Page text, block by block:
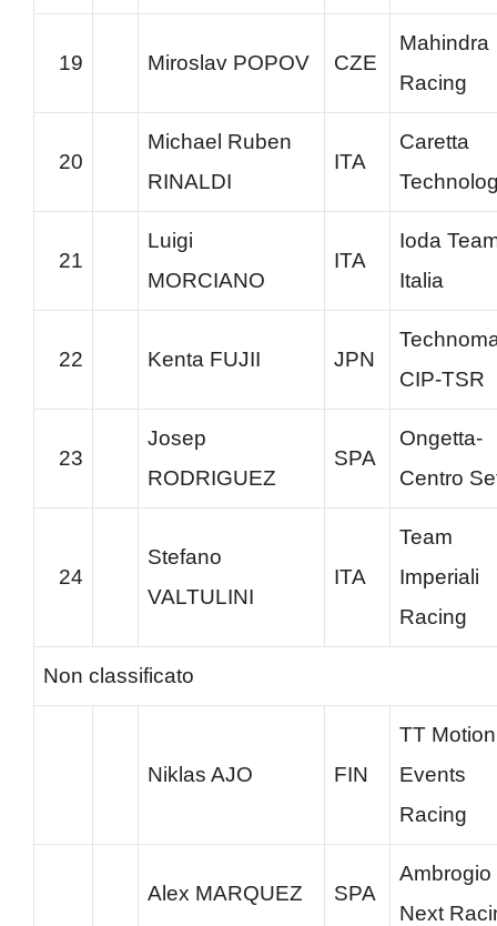
19 Miroslav POPOV CZE
Mahindra
Racing
20
Michael Ruben
RINALDI
ITA
Caretta
21
Luigi
MORCIANO
ITA
Ioda
Italia
22 Kenta FUJII JPN
CIP-TSR
23
Josep
RODRIGUEZ
SPA
Ongetta-
Centro
24
Stefano
VALTULINI
ITA
Team
Imperiali
Racing
Non classificato
Niklas AJO FIN
TT Motion
Events
Racing
Alex MARQUEZ SPA
Ambrogio
Next